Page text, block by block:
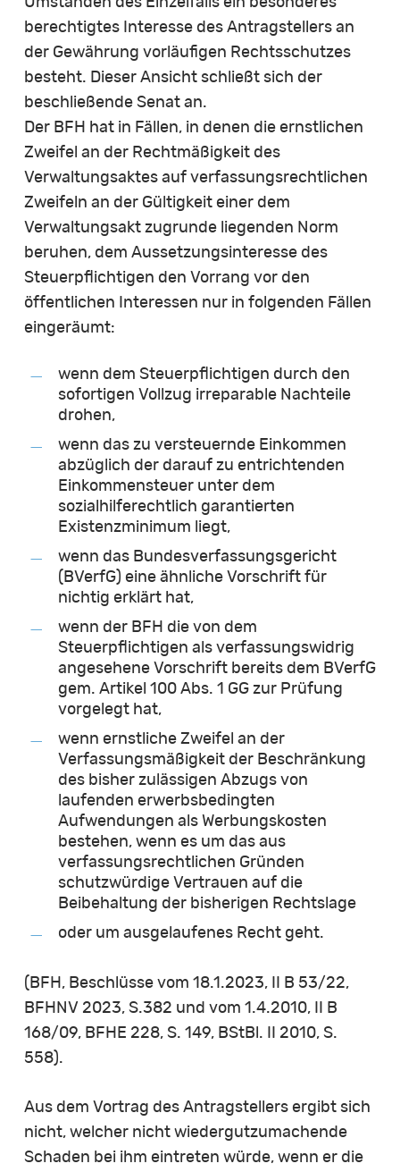
berechtigtes Interesse des Antragstellers an
der Gewährung vorläufigen Rechtsschutzes
besteht. Dieser Ansicht schließt sich der
beschließende Senat an.
Der BFH hat in Fällen, in denen die ernstlichen
Zweifel an der Rechtmäßigkeit des
Verwaltungsaktes auf verfassungsrechtlichen
Zweifeln an der Gültigkeit einer dem
Verwaltungsakt zugrunde liegenden Norm
beruhen, dem Aussetzungsinteresse des
Steuerpflichtigen den Vorrang vor den
öffentlichen Interessen nur in folgenden Fällen
eingeräumt:
wenn dem Steuerpflichtigen durch den
sofortigen Vollzug irreparable Nachteile
drohen,
wenn das zu versteuernde Einkommen
abzüglich der darauf zu entrichtenden
Einkommensteuer unter dem
sozialhilferechtlich garantierten
Existenzminimum liegt,
wenn das Bundesverfassungsgericht
(BVerfG) eine ähnliche Vorschrift für
nichtig erklärt hat,
wenn der BFH die von dem
Steuerpflichtigen als verfassungswidrig
angesehene Vorschrift bereits dem BVerfG
gem. Artikel 100 Abs. 1 GG zur Prüfung
vorgelegt hat,
wenn ernstliche Zweifel an der
Verfassungsmäßigkeit der Beschränkung
des bisher zulässigen Abzugs von
laufenden erwerbsbedingten
Aufwendungen als Werbungskosten
bestehen, wenn es um das aus
verfassungsrechtlichen Gründen
schutzwürdige Vertrauen auf die
Beibehaltung der bisherigen Rechtslage
oder um ausgelaufenes Recht geht.
(BFH, Beschlüsse vom 18.1.2023, II B 53/22,
BFHNV 2023, S.382 und vom 1.4.2010, II B
168/09, BFHE 228, S. 149, BStBl. II 2010, S.
558).
Aus dem Vortrag des Antragstellers ergibt sich
nicht, welcher nicht wiedergutzumachende
Schaden bei ihm eintreten würde, wenn er die